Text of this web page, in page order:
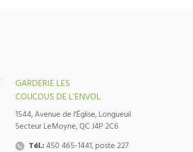
GARDERIE LES
COUCOUS DE L’ENVOL
1544, Avenue de l'Église, Longueuil
Secteur LeMoyne, QC J4P 2C6
Tél.:450 465-1441, poste 227